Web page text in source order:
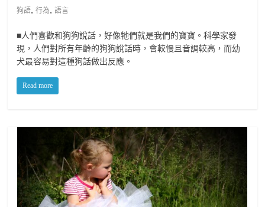
狗語,行為,語言
■人們喜歡和狗狗說話，好像牠們就是我們的寶寶。科學家發
現，人們對所有年齡的狗狗說話時，會較慢且音調較高，而幼
犬最容易對這種狗話做出反應。
Read more